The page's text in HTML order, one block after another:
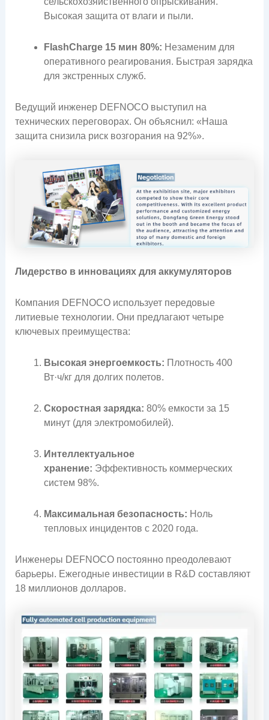
Высокая защита от влаги и пыли.
FlashCharge 15 мин 80%: Незаменим для
оперативного реагирования. Быстрая зарядка
для экстренных служб.
Ведущий инженер DEFNOCO выступил на
технических переговорах. Он объяснил: «Наша
защита снизила риск возгорания на 92%».
Лидерство в инновациях для аккумуляторов
Компания DEFNOCO использует передовые
литиевые технологии. Они предлагают четыре
ключевых преимущества:
Высокая энергоемкость: Плотность 400
Вт·ч/кг для долгих полетов.
Скоростная зарядка: 80% емкости за 15
минут (для электромобилей).
Интеллектуальное
хранение: Эффективность коммерческих
систем 98%.
Максимальная безопасность: Ноль
тепловых инцидентов с 2020 года.
Инженеры DEFNOCO постоянно преодолевают
барьеры. Ежегодные инвестиции в R&D составляют
18 миллионов долларов.